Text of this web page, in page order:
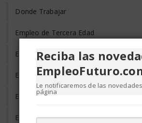
Donde Trabajar
Empleo de Tercera Edad
Empleo Discapacitados
Empleo en el Mundo
Empleo Freelance
Empleo Informal
Reciba las
Le notificaremos de las
página